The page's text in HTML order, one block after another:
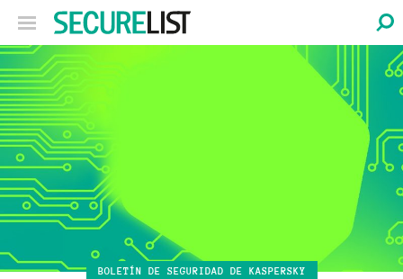
BOLETÍN DE SEGURIDAD DE KASPERSKY